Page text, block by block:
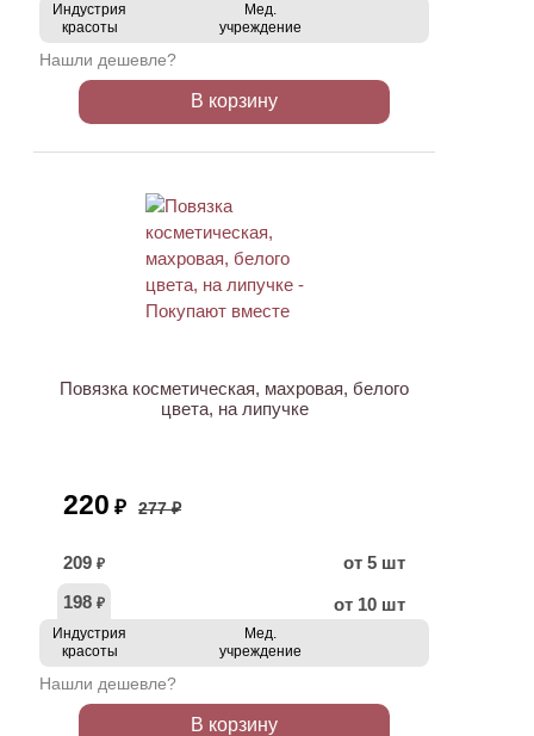
Индустрия
красоты
Мед.
учреждение
Нашли дешевле?
В корзину
Повязка косметическая, махровая, белого
цвета, на липучке
220 ₽ 277 ₽
209 ₽
от 5 шт
198 ₽ от 10 шт
Индустрия
красоты
Мед.
учреждение
Нашли дешевле?
В корзину